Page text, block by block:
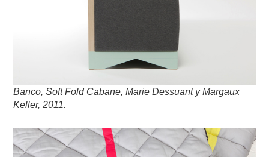
Banco, Soft Fold Cabane, Marie Dessuant y Margaux
Keller, 2011.